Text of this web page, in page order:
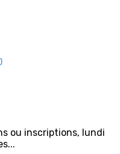
ou inscriptions, lundi